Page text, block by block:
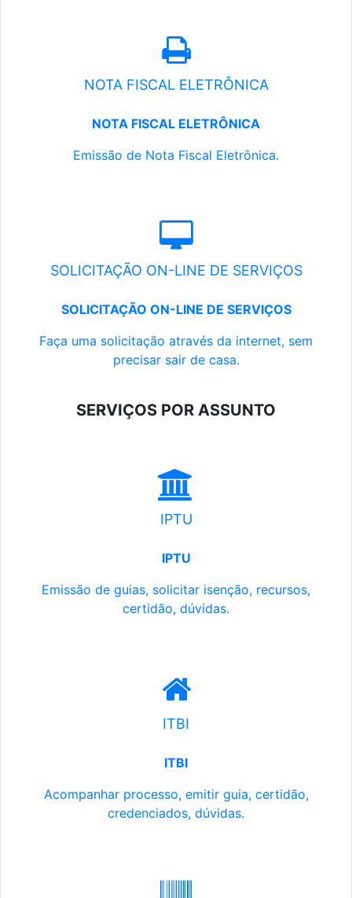
NOTA FISCAL ELETRÔNICA
NOTA FISCAL ELETRÔNICA
Emissão de Nota Fiscal Eletrônica.
SOLICITAÇÃO ON-LINE DE SERVIÇOS
SOLICITAÇÃO ON-LINE DE SERVIÇOS
Faça uma solicitação através da internet, sem
precisar sair de casa.
SERVIÇOS POR ASSUNTO
IPTU
IPTU
Emissão de guias, solicitar isenção, recursos,
certidão, dúvidas.
ITBI
ITBI
Acompanhar processo, emitir guia, certidão,
credenciados, dúvidas.